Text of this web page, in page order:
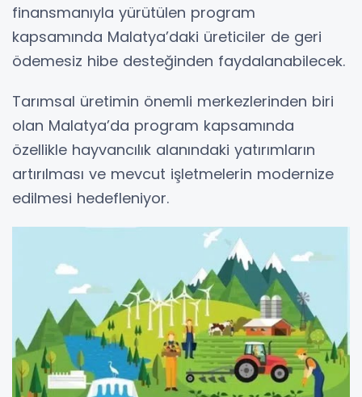
finansmanıyla yürütülen program
kapsamında Malatya’daki üreticiler de geri
ödemesiz hibe desteğinden faydalanabilecek.
Tarımsal üretimin önemli merkezlerinden biri
olan Malatya’da program kapsamında
özellikle hayvancılık alanındaki yatırımların
artırılması ve mevcut işletmelerin modernize
edilmesi hedefleniyor.